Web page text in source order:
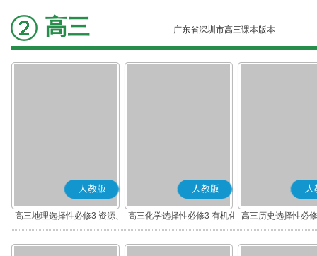
高三 广东省深圳市高三课本版本
人教版
高三地理选择性必修3 资源、
环境与国家安全
人教版
高三化学选择性必修3 有机化
学基础
人
高三历史选择性必
流与传播(部